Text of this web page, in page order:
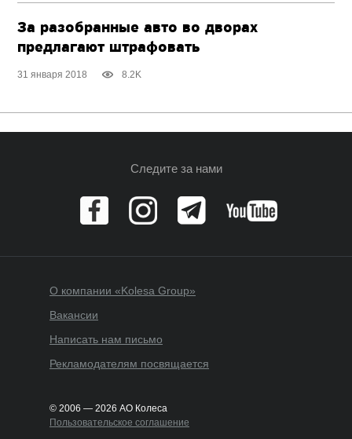
За разобранные авто во дворах
предлагают штрафовать
31 января 2018 8.2K
Следите за нами
О компании «Kolesa Group»
Вакансии
Написать нам письмо
Рекламодателям посвящается
© 2006 — 2026 АО Колеса
Пользовательское соглашение